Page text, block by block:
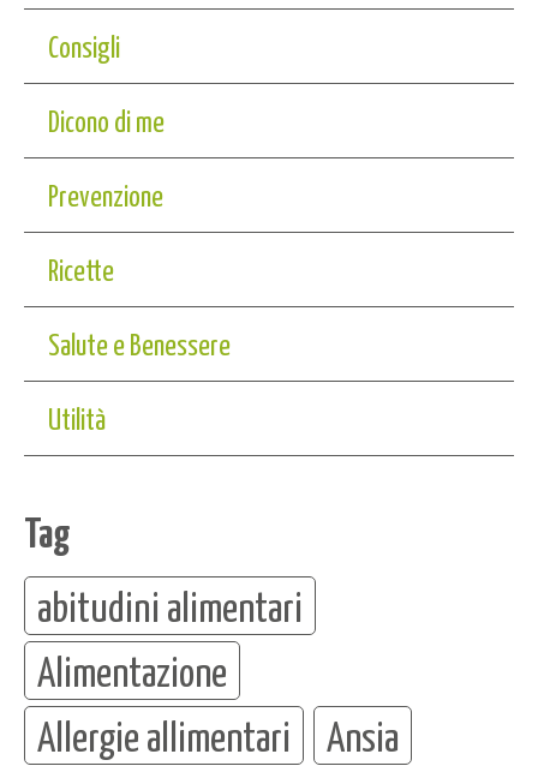
Consigli
Dicono di me
Prevenzione
Ricette
Salute e Benessere
Utilità
Tag
abitudini alimentari
Alimentazione
Allergie allimentari
Ansia